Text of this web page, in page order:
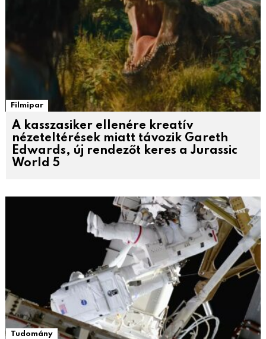
Filmipar
A kasszasiker ellenére kreatív
nézeteltérések miatt távozik Gareth
Edwards, új rendezőt keres a Jurassic
World 5
Tudomány